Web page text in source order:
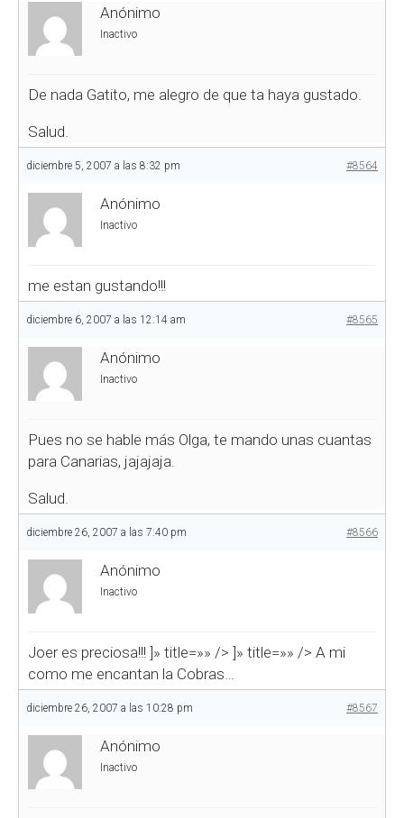
Anónimo
Inactivo
De nada Gatito, me alegro de que ta haya gustado.
Salud.
diciembre 5, 2007 a las 8:32 pm #8564
Anónimo
Inactivo
me estan gustando!!!
diciembre 6, 2007 a las 12:14 am #8565
Anónimo
Inactivo
Pues no se hable más Olga, te mando unas cuantas
para Canarias, jajajaja.
Salud.
diciembre 26, 2007 a las 7:40 pm #8566
Anónimo
Inactivo
Joer es preciosa!!! ]» title=»» /> ]» title=»» /> A mi
como me encantan la Cobras…
diciembre 26, 2007 a las 10:28 pm #8567
Anónimo
Inactivo